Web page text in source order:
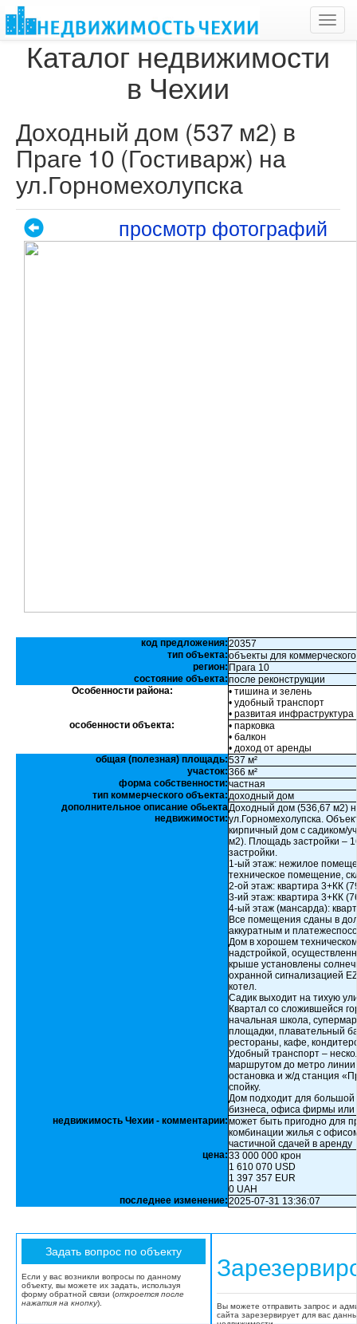
Каталог недвижимости
в Чехии
Доходный дом (537 м2) в
Праге 10 (Гостиварж) на
ул.Горномехолупска
просмотр фотографий
код предложения:20357
тип объекта:объекты для
регион: Прага 10
состояние объекта:после реконструкции
Особенности района:
• тишина и зелень
• удобный транспорт
• развитая инфраструктура
особенности объекта:
• парковка
• балкон
• доход от аренды
общая (полезная) площадь:537 м²
участок:366 м²
форма собственности:частная
тип коммерческого объекта:доходный дом
дополнительное описание обьекта
недвижимости:
Доходный дом (536,67 м2)
ул.Горномехолупска.
кирпичный дом с садиком/
м2). Площадь застройки –
застройки.
1-ый этаж: нежилое
техническое помещение,
2-ой этаж: квартира 3+КК
3-ий этаж: квартира 3+КК
4-ый этаж (мансарда):
Все помещения сданы в
аккуратным и
Дом в хорошем
надстройкой,
крыше установлены
охранной сигнализацией
котел.
Садик выходит на тихую
Квартал со сложившейся
начальная школа,
площадки, плавательный
рестораны, кафе,
Удобный транспорт –
маршрутом до метро линии
остановка и ж/д станция
спойку.
Дом подходит для большой
бизнеса, офиса фирмы или
недвижимость Чехии - комментарии:может быть пригодно для
комбинации жилья с
частичной сдачей в аренду
цена:33 000 000 крон
1 610 070 USD
1 397 357 EUR
0 UAH
последнее изменение:2025-07-31 13:36:07
Если у вас возникли вопросы по данному
объекту, вы можете их задать, используя
форму обратной связи (откроется после
нажатия на кнопку).
Вы можете отправить запрос и
сайта зарезервирует для вас